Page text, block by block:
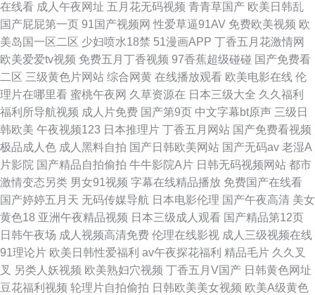
在线看 成人午夜网址 五月花无码视频 青青草国产 欧美日韩乱
国产屁屁第一页 91国产视频网 性爱草逼91AV 免费欧美视频 欧
美岛国一区二区 少妇喷水18禁 51漫画APP 丁香五月花激情网
欧美爱爱tv视频 免费五月丁香视频 97香蕉超级碰碰 国产免费看
二区 三级黄色片网站 综合网黄 在线播放观看 欧美电影在线 伦
理片在哪里看 蜜桃午夜网 久草资源在 日本三级大全 久久福利
福利所导航视频 成人片免费 国产第9页 中文字幕bt原声 三级日
韩欧美 午夜视频123 日本推理片 丁香五月网站 国产免费看视频
极品成人色 成人黑料自拍 国产日韩欧美网站 国产无码av 老湿A
片影院 国产精品自拍偷拍 牛牛影院A片 日韩无码视频网站 都市
激情变态另类 男女91视频 字幕在线精品播放 免费国产在线看
国产婷婷五月天 无码传媒导航 日本电影伦理 国产午夜高清 美女
黄色18 亚洲午夜精品视频 日本三级成人观看 国产精品第12页
日韩午夜场 成人视频高清免费 伦理在线影视 成人三级视频在线
91理论片 欧美日韩性爱福利 av午夜探花福利 精品毛片 久久叉
叉 另类人妖视频 欧美熟妇穴视频 丁香五月V国产 日韩黄色网址
豆花福利视频 轮理片自拍偷拍 日韩欧美美女视频 欧美A级黄色